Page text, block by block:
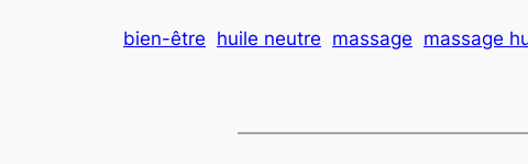
bien-être huile neutre massage massage